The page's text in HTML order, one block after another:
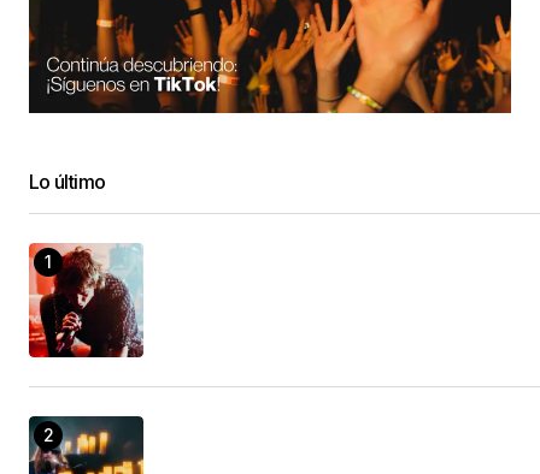
Lo último